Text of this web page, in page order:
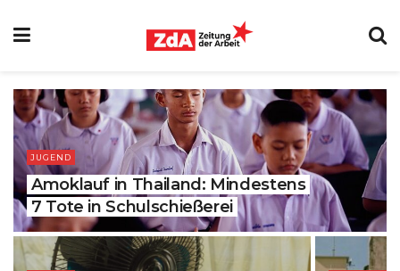
JUGEND
Amoklauf in Thailand: Mindestens
7 Tote in Schulschießerei